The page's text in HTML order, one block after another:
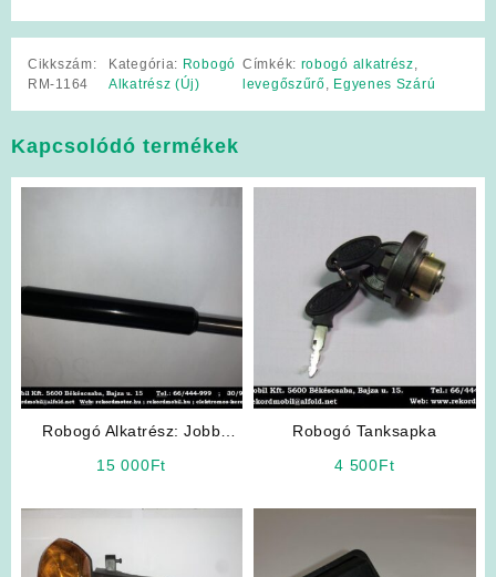
Cikkszám:
RM-1164
Kategória: Robogó
Alkatrész (Új)
Címkék: robogó alkatrész,
levegőszűrő, Egyenes Szárú
Kapcsolódó termékek
Robogó Alkatrész: Jobb
15 000Ft
Robogó Tanksapka
4 500Ft